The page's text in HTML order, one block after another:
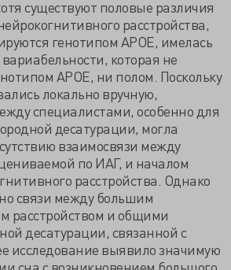
существуют половые различия
расстройства,
генотипом АРОЕ, имелась
которая не
АРОЕ, ни полом. Поскольку
локально вручную,
специалистами, особенно для
десатурации, могла
взаимосвязи между
по ИАГ, и началом
расстройства. Однако
связи между большим
расстройством и общими
десатурации, связанной с
исследование выявило значимую